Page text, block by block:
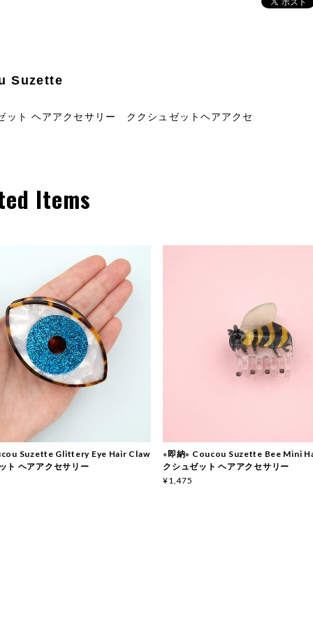
Suzette
ット ヘアアクセサリー ククシュゼットヘアアクセ
Items
Suzette Glittery Eye Hair Claw
ト ヘアアクセサリー
«即納» Coucou Suzette Bee Mini
クシュゼット ヘアアクセサリー
¥1,475